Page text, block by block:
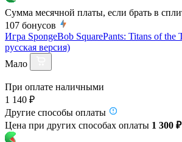
Сумма месячной платы, если брать в
107 бонусов
Игра SpongeBob SquarePants: Titans of the
русская версия)
Мало
При оплате наличными
1 140 ₽
Другие способы оплаты
Цена при других способах оплаты 1 300 ₽